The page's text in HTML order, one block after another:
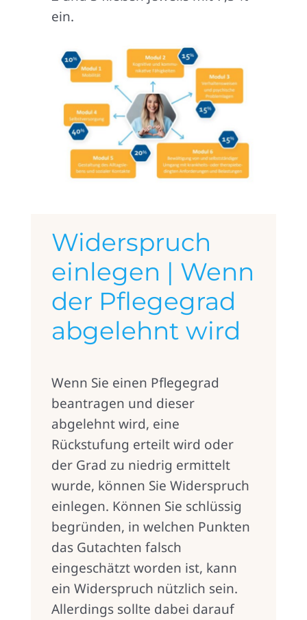
ein.
Widerspruch
einlegen | Wenn
der Pflegegrad
abgelehnt wird
Wenn Sie einen Pflegegrad
beantragen und dieser
abgelehnt wird, eine
Rückstufung erteilt wird oder
der Grad zu niedrig ermittelt
wurde, können Sie Widerspruch
einlegen. Können Sie schlüssig
begründen, in welchen Punkten
das Gutachten falsch
eingeschätzt worden ist, kann
ein Widerspruch nützlich sein.
Allerdings sollte dabei darauf